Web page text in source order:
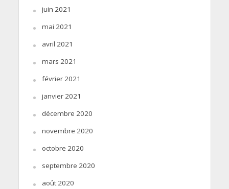
juin 2021
mai 2021
avril 2021
mars 2021
février 2021
janvier 2021
décembre 2020
novembre 2020
octobre 2020
septembre 2020
août 2020